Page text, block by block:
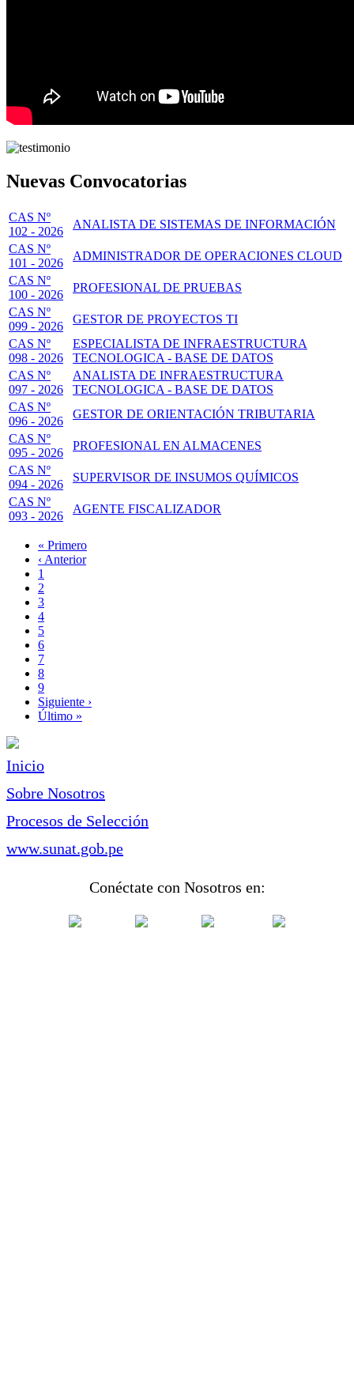
Nuevas Convocatorias
CAS Nº
102 - 2026
ANALISTA DE SISTEMAS DE INFORMACIÓN
CAS Nº
101 - 2026
ADMINISTRADOR DE OPERACIONES CLOUD
CAS Nº
100 - 2026
PROFESIONAL DE PRUEBAS
CAS Nº
099 - 2026
GESTOR DE PROYECTOS TI
CAS Nº
098 - 2026
ESPECIALISTA DE INFRAESTRUCTURA
TECNOLOGICA - BASE DE DATOS
CAS Nº
097 - 2026
ANALISTA DE INFRAESTRUCTURA
TECNOLOGICA - BASE DE DATOS
CAS Nº
096 - 2026
GESTOR DE ORIENTACIÓN TRIBUTARIA
CAS Nº
095 - 2026
PROFESIONAL EN ALMACENES
CAS Nº
094 - 2026
SUPERVISOR DE INSUMOS QUÍMICOS
CAS Nº
093 - 2026
AGENTE FISCALIZADOR
Paginación
Primera
página
« Primero
Página
anterior
‹ Anterior
Page
1
Página
actual
2
Page
3
Page
4
Page
5
Page
6
Page
7
Page
8
Page
9
Siguiente
página
Siguiente ›
Última
Último »
Inicio
Sobre Nosotros
Procesos de Selección
www.sunat.gob.pe
Conéctate con Nosotros en: